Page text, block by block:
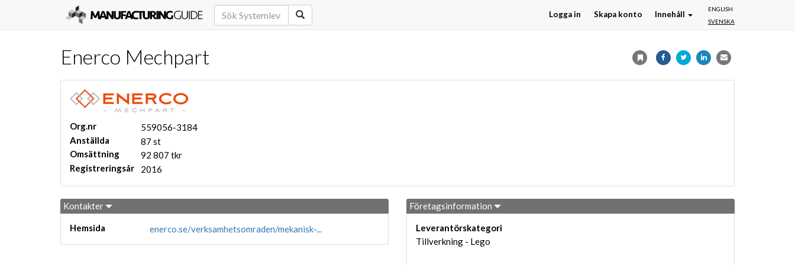
ENGLISH
SVENSKA
Logga in Skapa konto Innehåll
Enerco Mechpart
Org.nr
559056-3184
Anställda
87 st
Omsättning
92 807 tkr
Registreringsår
2016
Kontakter
Hemsida enerco.se/verksamhetsomraden/mekanisk-...
Företagsinformation
Leverantörskategori
Tillverkning - Lego